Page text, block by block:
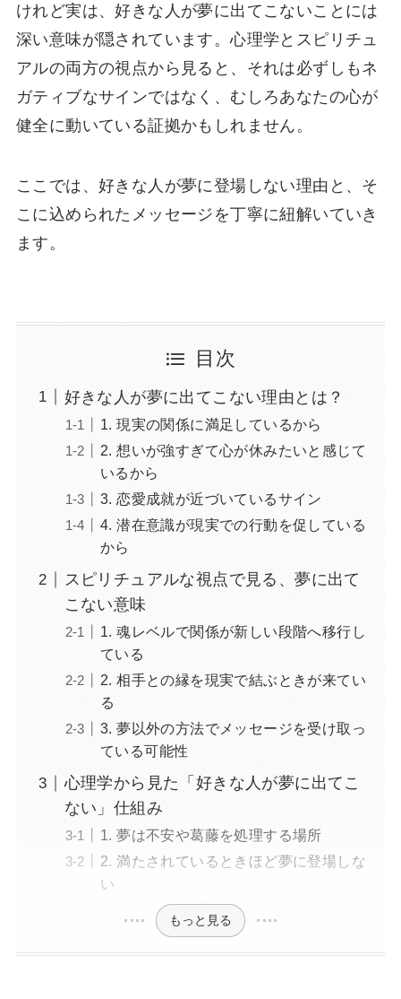
けれど実は、好きな人が夢に出てこないことには
深い意味が隠されています。心理学とスピリチュ
アルの両方の視点から見ると、それは必ずしもネ
ガティブなサインではなく、むしろあなたの心が
健全に動いている証拠かもしれません。
ここでは、好きな人が夢に登場しない理由と、そ
こに込められたメッセージを丁寧に紐解いていき
ます。
目次
好きな人が夢に出てこない理由とは？
1. 現実の関係に満足しているから
2. 想いが強すぎて心が休みたいと感じて
いるから
3. 恋愛成就が近づいているサイン
4. 潜在意識が現実での行動を促している
から
スピリチュアルな視点で見る、夢に出て
こない意味
1. 魂レベルで関係が新しい段階へ移行し
ている
2. 相手との縁を現実で結ぶときが来てい
る
3. 夢以外の方法でメッセージを受け取っ
ている可能性
心理学から見た「好きな人が夢に出てこ
ない」仕組み
1. 夢は不安や葛藤を処理する場所
2. 満たされているときほど夢に登場しな
い
もっと見る